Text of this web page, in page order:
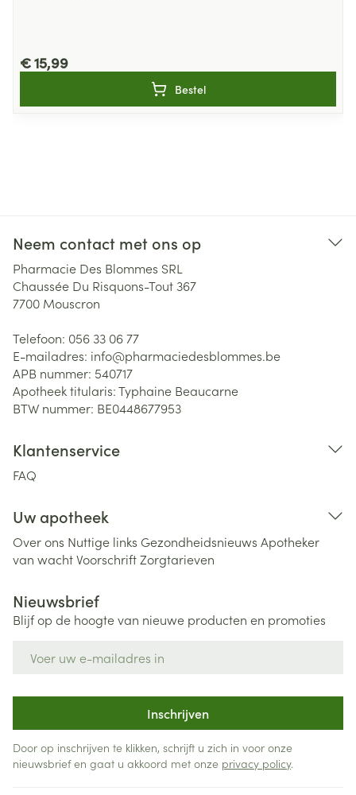
€ 15,99
Bestel
Neem contact met ons op
Pharmacie Des Blommes SRL
Chaussée Du Risquons-Tout 367
7700 Mouscron
Telefoon: 056 33 06 77
E-mailadres: info@pharmaciedesblommes.be
APB nummer: 540717
Apotheek titularis:Typhaine Beaucarne
BTW nummer: BE0448677953
Klantenservice
FAQ
Uw apotheek
Over ons Nuttige links Gezondheidsnieuws Apotheker
van wachtVoorschriftZorgtarieven
Nieuwsbrief
Blijf op de hoogte van nieuwe producten en promoties
Inschrijven
Door op inschrijven te klikken, schrijft u zich in voor onze
nieuwsbrief en gaat u akkoord met onze privacy policy.